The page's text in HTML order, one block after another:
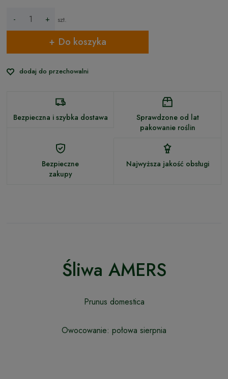
- + szt.
Do koszyka
dodaj do przechowalni
Bezpieczna i szybka dostawa
Sprawdzone od lat
pakowanie roślin
Bezpieczne
zakupy
Najwyższa jakość obsługi
Śliwa AMERS
Prunus domestica
Owocowanie: połowa sierpnia